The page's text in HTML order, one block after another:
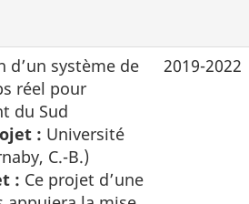
d’un système de
réel pour
du Sud
: Université
C.-B.)
: Ce projet d’une
2019-2022